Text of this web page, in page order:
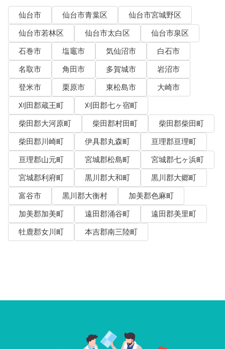
仙台市 仙台市青葉区
仙台市宮城野区
仙台市若林区
仙台市太白区
仙台市泉区
石巻市
塩竈市 気仙沼市
白石市
名取市
角田市 多賀城市
岩沼市
登米市
栗原市 東松島市
大崎市
刈田郡蔵王町
刈田郡七ヶ宿町
柴田郡大河原町
柴田郡村田町
柴田郡柴田町
柴田郡川崎町
伊具郡丸森町
亘理郡亘理町
亘理郡山元町
宮城郡松島町
宮城郡七ヶ浜町
宮城郡利府町
黒川郡大和町
黒川郡大郷町
富谷市
黒川郡大衡村
加美郡色麻町
加美郡加美町
遠田郡涌谷町
遠田郡美里町
牡鹿郡女川町
本吉郡南三陸町